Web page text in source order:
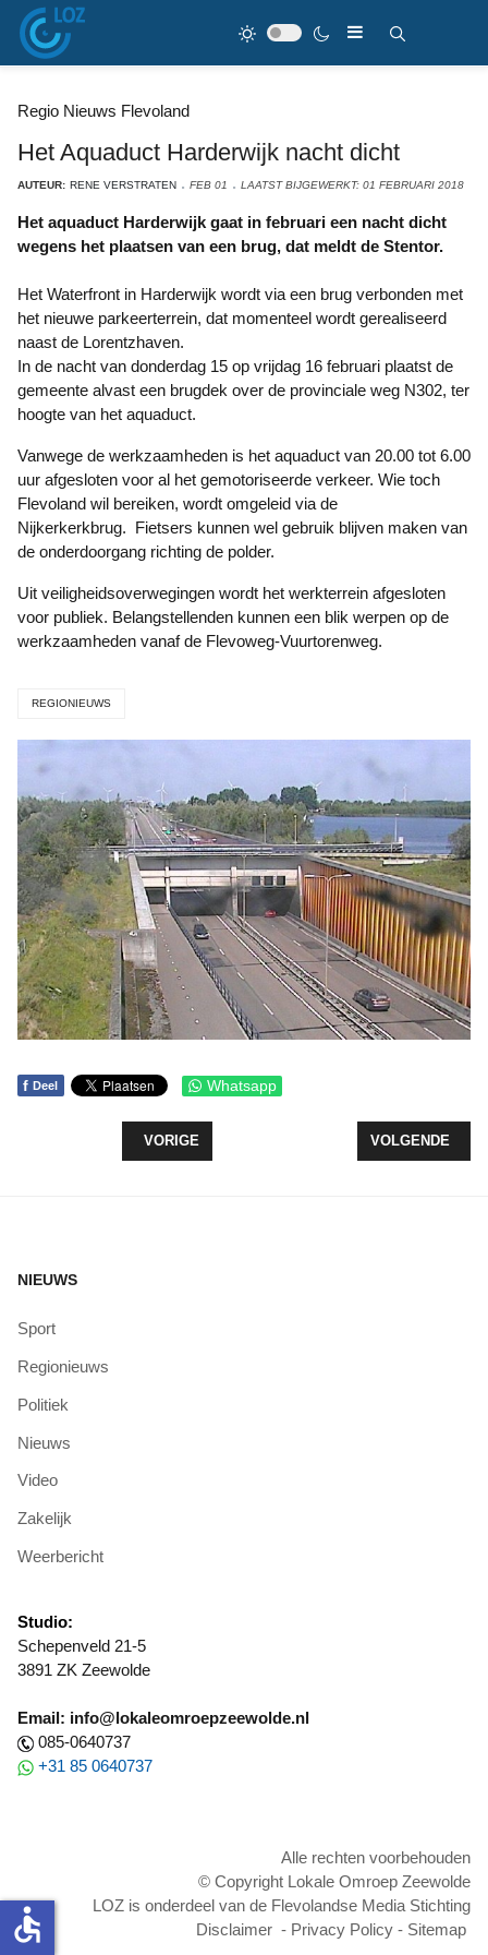
Regio Nieuws Flevoland
Het Aquaduct Harderwijk nacht dicht
AUTEUR: RENE VERSTRATEN FEB 01 LAATST BIJGEWERKT: 01 FEBRUARI 2018
Het aquaduct Harderwijk gaat in februari een nacht dicht
wegens het plaatsen van een brug, dat meldt de Stentor.
Het Waterfront in Harderwijk wordt via een brug verbonden met
het nieuwe parkeerterrein, dat momenteel wordt gerealiseerd
naast de Lorentzhaven.
In de nacht van donderdag 15 op vrijdag 16 februari plaatst de
gemeente alvast een brugdek over de provinciale weg N302, ter
hoogte van het aquaduct.
Vanwege de werkzaamheden is het aquaduct van 20.00 tot 6.00
uur afgesloten voor al het gemotoriseerde verkeer. Wie toch
Flevoland wil bereiken, wordt omgeleid via de
Nijkerkerkbrug. Fietsers kunnen wel gebruik blijven maken van
de onderdoorgang richting de polder.
Uit veiligheidsoverwegingen wordt het werkterrein afgesloten
voor publiek. Belangstellenden kunnen een blik werpen op de
werkzaamheden vanaf de Flevoweg-Vuurtorenweg.
REGIONIEUWS
f Deel Whatsapp
VORIG ARTIKEL: BESLUIT LELYSTAD AIRPORT
VORIGE VOLGENDE
VOLGENDE
NIEUWS
Sport
Regionieuws
Politiek
Nieuws
Video
Zakelijk
Weerbericht
Studio:
Schepenveld 21-5
3891 ZK Zeewolde
Email: info@lokaleomroepzeewolde.nl
085-0640737
+31 85 0640737
Alle rechten voorbehouden
© Copyright Lokale Omroep Zeewolde
LOZ is onderdeel van de Flevolandse Media Stichting
Disclaimer - Privacy Policy - Sitemap
accessible